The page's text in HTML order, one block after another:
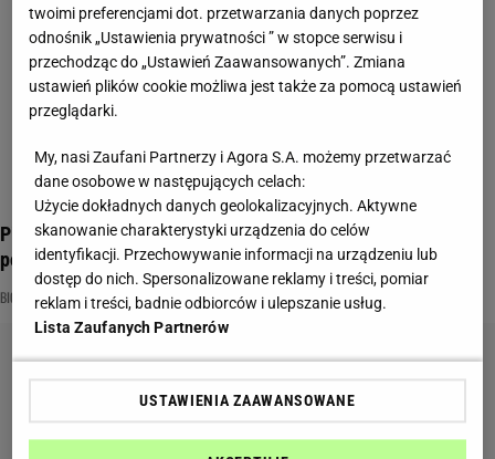
Pierogi, bigos i kluski - w tym quizie sprawdzamy znajomość
polskiej kuchni!
BIGOS KLUSKI KULINARIA
twoimi preferencjami dot. przetwarzania danych poprzez
odnośnik „Ustawienia prywatności ” w stopce serwisu i
przechodząc do „Ustawień Zaawansowanych”. Zmiana
ustawień plików cookie możliwa jest także za pomocą ustawień
przeglądarki.
My, nasi Zaufani Partnerzy i Agora S.A. możemy przetwarzać
dane osobowe w następujących celach:
Użycie dokładnych danych geolokalizacyjnych. Aktywne
skanowanie charakterystyki urządzenia do celów
identyfikacji. Przechowywanie informacji na urządzeniu lub
dostęp do nich. Spersonalizowane reklamy i treści, pomiar
reklam i treści, badnie odbiorców i ulepszanie usług.
Lista Zaufanych Partnerów
USTAWIENIA ZAAWANSOWANE